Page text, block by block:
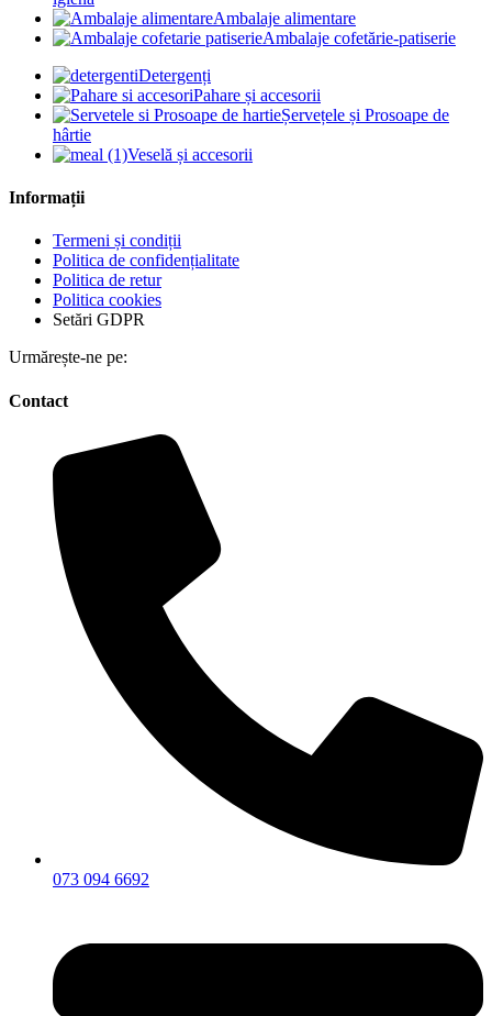
Ambalaje alimentare
Ambalaje cofetărie-patiserie
Detergenți
Pahare și accesorii
Șervețele și Prosoape de
hârtie
Veselă și accesorii
Informații
Termeni și condiții
Politica de confidențialitate
Politica de retur
Politica cookies
Setări GDPR
Urmărește-ne pe:
Contact
073 094 6692